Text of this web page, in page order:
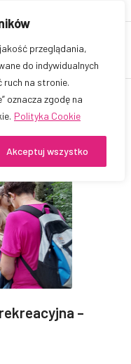
przeglądania,
do indywidualnych
na stronie.
oznacza zgodę na
Polityka Cookie
Akceptuj wszystko
–